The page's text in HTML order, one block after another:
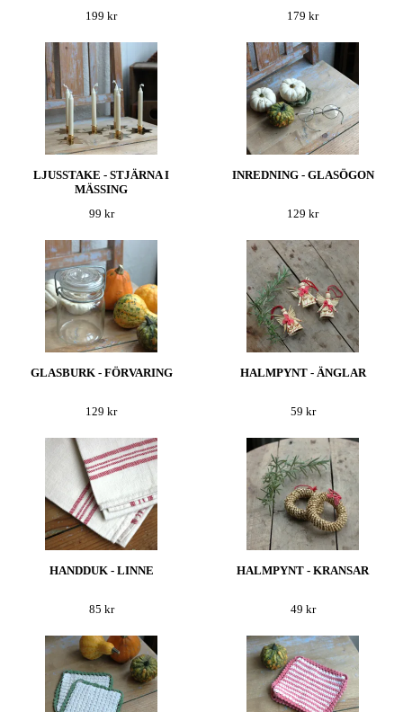
199 kr
179 kr
LJUSSTAKE - STJÄRNA I
MÄSSING
99 kr
INREDNING - GLASÖGON
129 kr
GLASBURK - FÖRVARING
129 kr
HALMPYNT - ÄNGLAR
59 kr
HANDDUK - LINNE
85 kr
HALMPYNT - KRANSAR
49 kr